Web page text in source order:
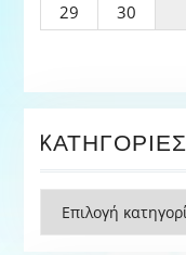
29
30
KΑΤΗΓΟΡΊΕΣ
Kατηγορίες